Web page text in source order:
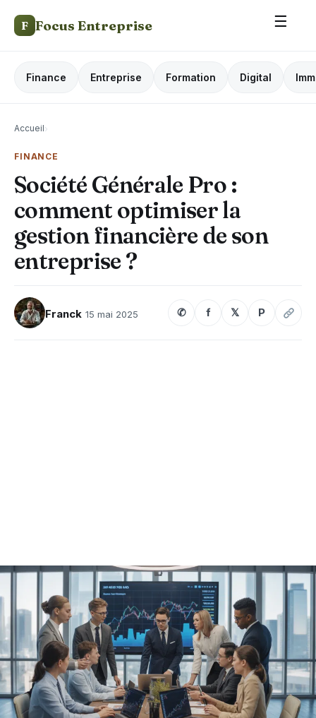
F Focus Entreprise ☰
Finance Entreprise Formation Digital
Accueil›
FINANCE
Société Générale Pro :
comment optimiser la
gestion financière de son
entreprise ?
Franck 15 mai 2025 ✆ f 𝕏 P